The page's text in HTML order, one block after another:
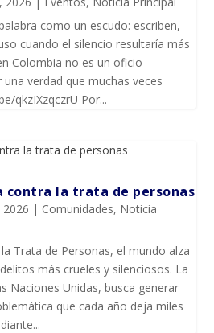
como un escudo: escriben,
cuando el silencio resultaría más
Colombia no es un oficio
verdad que muchas veces
qkzIXzqczrU Por...
contra la trata de personas
2026 | Comunidades, Noticia
Trata de Personas, el mundo alza
más crueles y silenciosos. La
Naciones Unidas, busca generar
que cada año deja miles